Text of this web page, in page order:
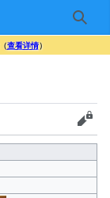
搜索
查看详情）
查看